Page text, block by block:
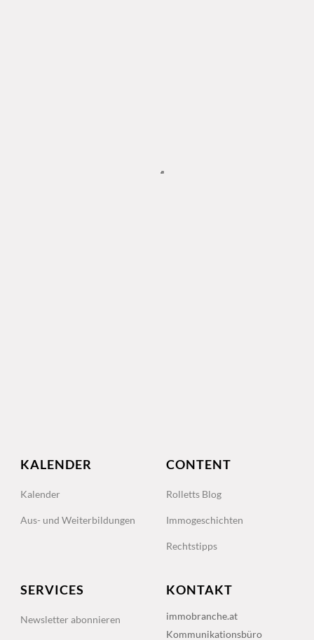
KALENDER
Kalender
Aus- und Weiterbildungen
CONTENT
Rolletts Blog
Immogeschichten
Rechtstipps
SERVICES
Newsletter abonnieren
KONTAKT
immobranche.at
Kommunikationsbüro